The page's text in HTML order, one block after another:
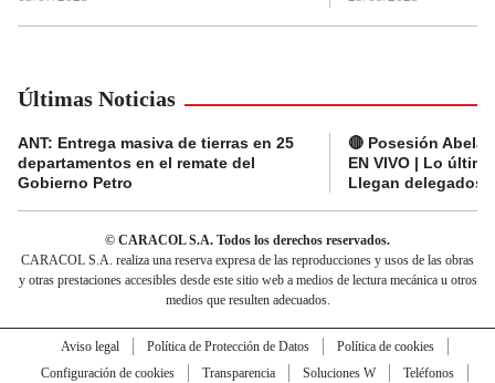
Últimas Noticias
ANT: Entrega masiva de tierras en 25
departamentos en el remate del
Gobierno Petro
🔴 Posesión
EN VIVO | Lo
Llegan delegados
© CARACOL S.A. Todos los derechos reservados.
CARACOL S.A. realiza una reserva expresa de las reproducciones y usos de las obras
y otras prestaciones accesibles desde este sitio web a medios de lectura mecánica u otros
medios que resulten adecuados.
Aviso legal Política de Protección de Datos
Política de cookies
Configuración de cookies
Transparencia Soluciones W
Teléfonos